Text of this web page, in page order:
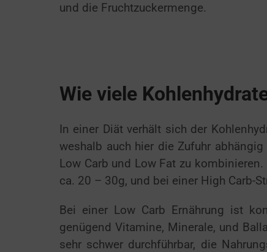
und die Fruchtzuckermenge.
Wie viele
In einer Diät verhält sich der
weshalb auch hier die Zufuhr
Low Carb und Low Fat zu
ca. 20 – 30g, und bei einer High Carb-
Bei einer Low Carb Ernährung ist
genügend Vitamine, Minerale, und
sehr schwer durchführbar, die